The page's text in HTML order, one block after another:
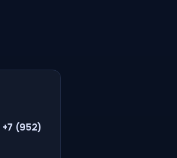
+7 (952)